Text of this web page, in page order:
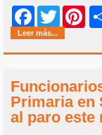
Facebook
Twitter
Leer más...
Primaria en
al paro este